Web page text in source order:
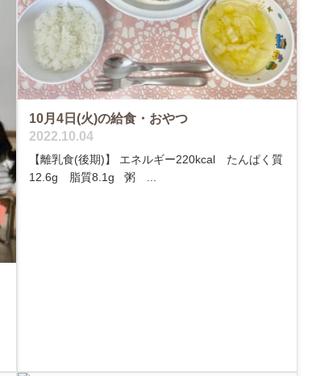
10月4日(火)の給食・おやつ
2022.10.04
【離乳食(後期)】 エネルギー220kcal たんぱく質
12.6g 脂質8.1g 粥 ...